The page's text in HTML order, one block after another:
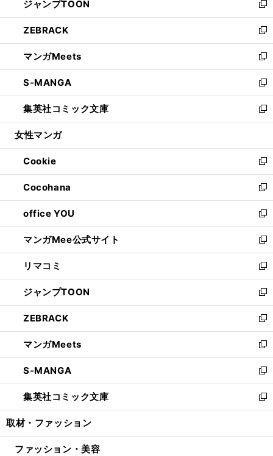
く
で
開
く
ド
ウ
で
開
く
ィ
ン
ド
ウ
で
開
く
い
ウ
ィ
ン
ド
ウ
で
開
く
ジャンプTOON
新
し
い
ウ
ィ
ン
ド
ウ
で
開
ZEBRACK
新
し
い
ウ
ィ
ン
ド
ウ
開
く
マンガMeets
新
し
い
ウ
ィ
ン
ウ
で
開
く
S-MANGA
新
し
い
ウ
ン
ド
ウ
で
開
く
集英社コミック文庫
新
し
ウ
ィ
ン
ド
ウ
で
開
く
女性マンガ
Cookie
新
し
い
ウ
ィ
ン
ド
ウ
で
開
く
Cocohana
新
し
い
ウ
ィ
ン
ド
ウ
で
開
く
office YOU
新
し
い
ウ
ィ
ン
ド
ウ
で
開
く
マンガMee公式サイト
新
し
い
ウ
ィ
ン
ド
ウ
で
開
く
リマコミ
新
し
い
ウ
ィ
ン
ド
ウ
で
開
く
ジャンプTOON
新
し
い
ウ
ィ
ン
ド
ウ
で
開
ZEBRACK
新
し
い
ウ
ィ
ン
ド
ウ
開
マンガMeets
新
し
い
ウ
ィ
ン
ウ
S-MANGA
新
し
い
ウ
ン
集英社コミック文庫
新
し
ウ
取材・ファッション
ファッション・美容